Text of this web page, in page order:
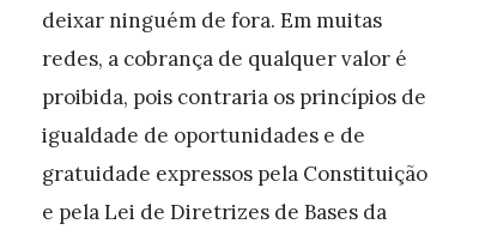
deixar ninguém de fora. Em muitas
redes, a cobrança de qualquer valor é
proibida, pois contraria os princípios de
igualdade de oportunidades e de
gratuidade expressos pela Constituição
e pela Lei de Diretrizes de Bases da